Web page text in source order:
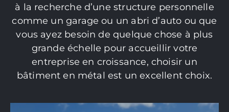
à la recherche d’une structure personnelle
comme un garage ou un abri d’auto ou que
vous ayez besoin de quelque chose à plus
grande échelle pour accueillir votre
entreprise en croissance, choisir un
bâtiment en métal est un excellent choix.